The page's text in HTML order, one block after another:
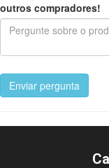
outros compradores!
Enviar pergunta